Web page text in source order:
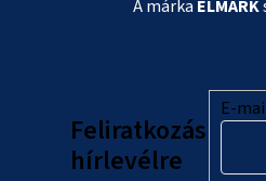
A márka ELMARK
Feliratkozás
hírlevélre
E-